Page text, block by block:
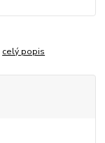
celý popis